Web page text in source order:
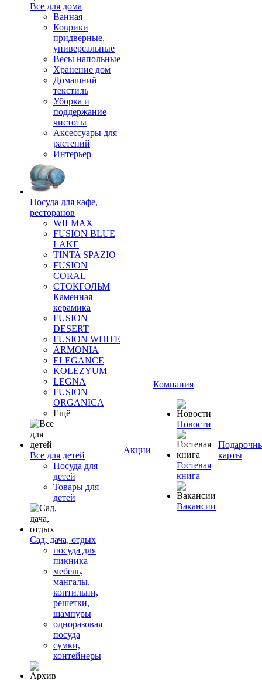
Все для дома
Ванная
Коврики
придверные,
универсальные
Весы напольные
Хранение дом
Домашний
текстиль
Уборка и
поддержание
чистоты
Аксессуары для
растений
Интерьер
Посуда для кафе,
ресторанов
WILMAX
FUSION BLUE
LAKE
TINTA SPAZIO
FUSION
CORAL
СТОКГОЛЬМ
Каменная
керамика
FUSION
DESERT
FUSION WHITE
ARMONIA
ELEGANCE
KOLEZYUM
LEGNA
FUSION
ORGANICA
Ещё
Все для детей
Посуда для
детей
Товары для
детей
Сад, дача, отдых
посуда для
пикника
мебель,
мангалы,
коптильни,
решетки,
шампуры
одноразовая
посуда
сумки,
контейнеры
Акции
Компания
Новости
Гостевая
книга
Вакансии
карты